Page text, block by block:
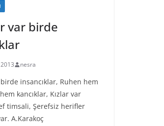
var birde
nesra
insancıklar, Ruhen hem
kancıklar, Kızlar var
timsali, Şerefsiz herifler
A.Karakoç